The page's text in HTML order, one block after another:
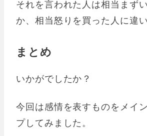
それを言われた人は相当まず
か、相当怒りを買った人に違
まとめ
いかがでしたか？
今回は感情を表すものをメイ
プしてみました。